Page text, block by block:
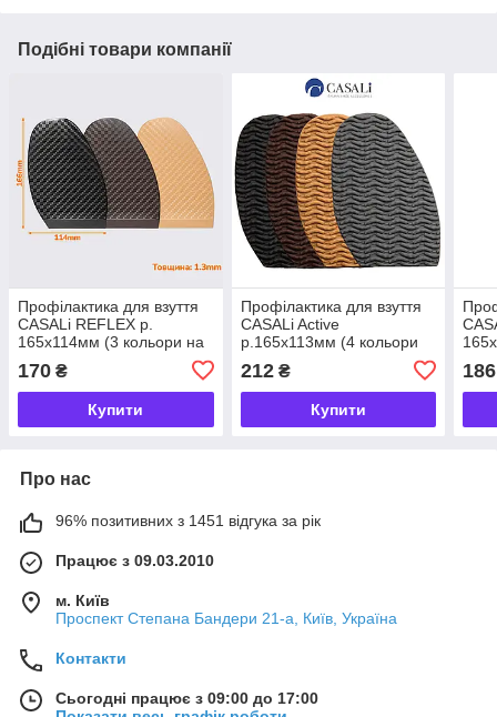
Подібні товари компанії
Профілактика для взуття
CASALi REFLEX р.
165х114мм (3 кольори на
170 ₴
Купити
Профілактика для взуття
CASALi Active
р.165х113мм (4 кольори
212₴
Купити
186
Про нас
96% позитивних з 1451 відгука за рік
Працює з 09.03.2010
м. Київ
Проспект Степана Бандери 21-а, Київ, Україна
Контакти
Сьогодні працює з 09:00 до 17:00